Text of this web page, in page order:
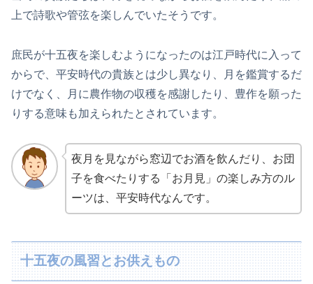
上で詩歌や管弦を楽しんでいたそうです。
庶民が十五夜を楽しむようになったのは江戸時代に入って
からで、平安時代の貴族とは少し異なり、月を鑑賞するだ
けでなく、月に農作物の収穫を感謝したり、豊作を願った
りする意味も加えられたとされています。
夜月を見ながら窓辺でお酒を飲んだり、お団
子を食べたりする「お月見」の楽しみ方のル
ーツは、平安時代なんです。
十五夜の風習とお供えもの